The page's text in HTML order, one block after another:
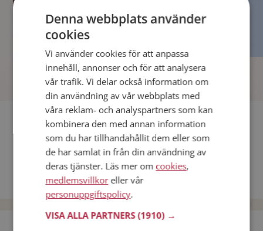
Fler singlar
Andra singlar från Stockholm
Dejta män i Sverige
Dejta kvinnor i Sverige
Denna webbplats använder
cookies
Vi använder cookies för att anpassa
innehåll, annonser och för att analysera
vår trafik. Vi delar också information om
din användning av vår webbplats med
våra reklam- och analyspartners som kan
kombinera den med annan information
som du har tillhandahållit dem eller som
de har samlat in från din användning av
deras tjänster. Läs mer om cookies,
medlemsvillkoreller vår
personuppgiftspolicy.
VISA ALLA PARTNERS(1910) →